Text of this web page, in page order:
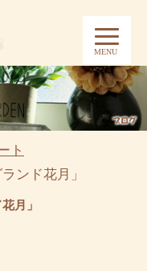
MENU
ト
ンド花月」
月」